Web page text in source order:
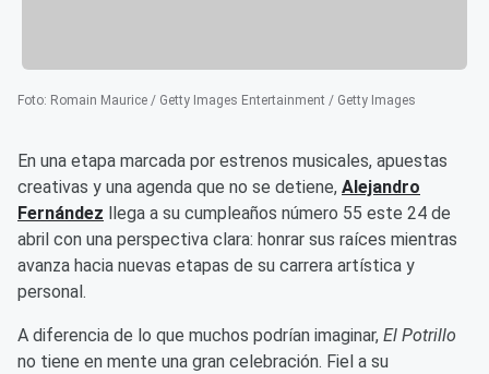
Foto: Romain Maurice / Getty Images Entertainment / Getty Images
En una etapa marcada por estrenos musicales, apuestas
creativas y una agenda que no se detiene, Alejandro
Fernández llega a su cumpleaños número 55 este 24 de
abril con una perspectiva clara: honrar sus raíces mientras
avanza hacia nuevas etapas de su carrera artística y
personal.
A diferencia de lo que muchos podrían imaginar, El Potrillo
no tiene en mente una gran celebración. Fiel a su